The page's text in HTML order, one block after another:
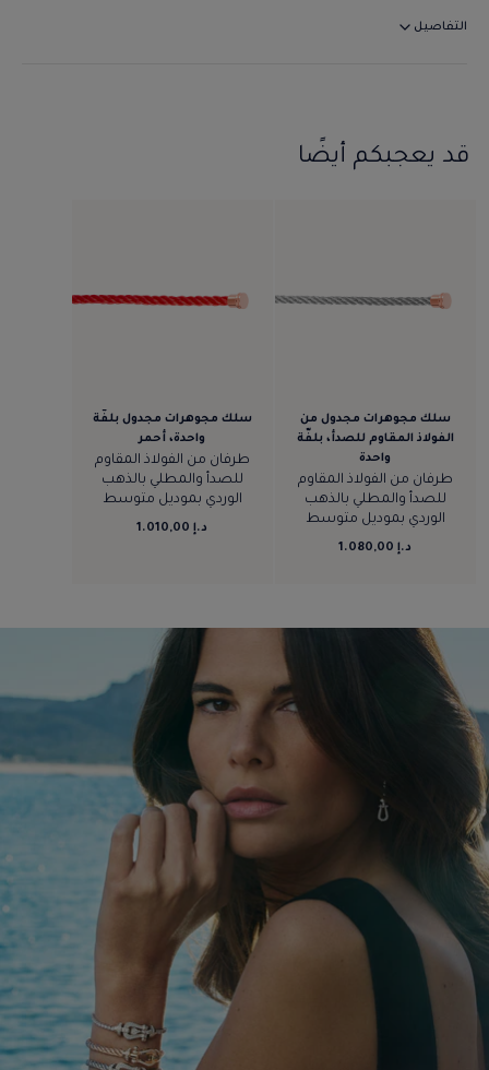
التفاصيل
قد يعجبكم أيضًا
سلك مجوهرات مجدول من
الفولاذ المقاوم للصدأ، بلفّة
واحدة
طرفان من الفولاذ المقاوم
للصدأ والمطلي بالذهب
الوردي بموديل متوسط
د.إ 1.080,00
سلك مجوهرات مجدول بلفّة
واحدة، أحمر
طرفان من الفولاذ المقاوم
للصدأ والمطلي بالذهب
الوردي بموديل متوسط
د.إ 1.010,00